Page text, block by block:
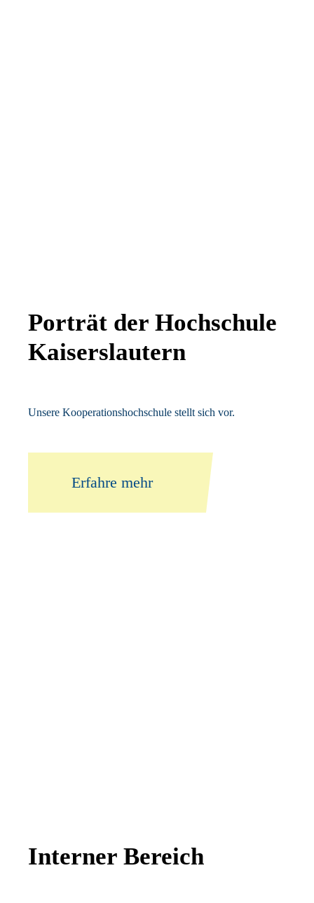
Porträt der Hochschule
Kaiserslautern
Unsere Kooperationshochschule stellt sich vor.
Erfahre mehr
Interner Bereich